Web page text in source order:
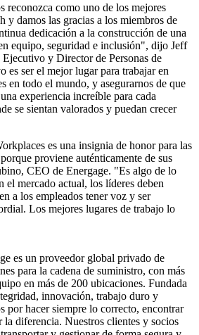
reconozca como uno de los mejores
y damos las gracias a los miembros de
dedicación a la construcción de una
equipo, seguridad e inclusión", dijo Jeff
y Director de Personas de
es ser el mejor lugar para trabajar en
en todo el mundo, y asegurarnos de que
experiencia increíble para cada
se sientan valorados y puedan crecer
es una insignia de honor para las
proviene auténticamente de sus
CEO de Energage. "Es algo de lo
el mercado actual, los líderes deben
a los empleados tener voz y ser
Los mejores lugares de trabajo lo
es un proveedor global privado de
para la cadena de suministro, con más
en más de 200 ubicaciones. Fundada
innovación, trabajo duro y
por hacer siempre lo correcto, encontrar
la diferencia. Nuestros clientes y socios